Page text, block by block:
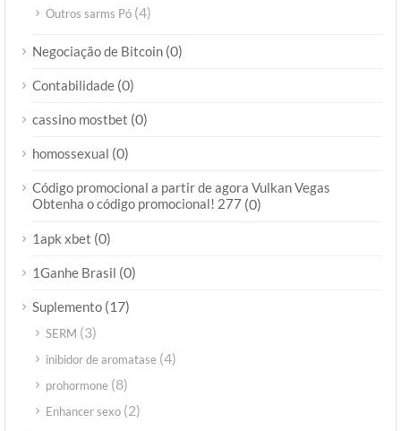
Outros sarms Pó (4)
Negociação de Bitcoin (0)
Contabilidade (0)
cassino mostbet (0)
homossexual (0)
Código promocional a partir de agora Vulkan Vegas
Obtenha o código promocional! 277 (0)
1apk xbet (0)
1Ganhe Brasil (0)
Suplemento (17)
SERM (3)
inibidor de aromatase (4)
prohormone (8)
Enhancer sexo (2)